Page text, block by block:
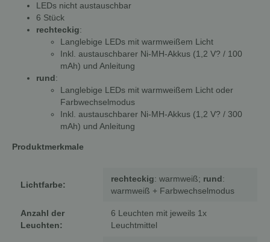
LEDs nicht austauschbar
6 Stück
rechteckig:
Langlebige LEDs mit warmweißem Licht
Inkl. austauschbarer Ni-MH-Akkus (1,2 V? / 100
mAh) und Anleitung
rund:
Langlebige LEDs mit warmweißem Licht oder
Farbwechselmodus
Inkl. austauschbarer Ni-MH-Akkus (1,2 V? / 300
mAh) und Anleitung
Produktmerkmale
Lichtfarbe:
rechteckig: warmweiß; rund:
warmweiß + Farbwechselmodus
Anzahl der
Leuchten:
6 Leuchten mit jeweils 1x
Leuchtmittel